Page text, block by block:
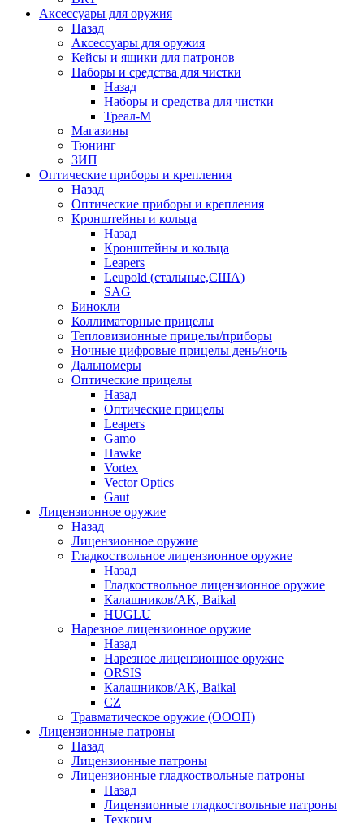
Аксессуары для оружия
Назад
Аксессуары для оружия
Кейсы и ящики для патронов
Наборы и средства для чистки
Назад
Наборы и средства для чистки
Треал-М
Магазины
Тюнинг
ЗИП
Оптические приборы и крепления
Назад
Оптические приборы и крепления
Кронштейны и кольца
Назад
Кронштейны и кольца
Leapers
Leupold (стальные,США)
SAG
Бинокли
Коллиматорные прицелы
Тепловизионные прицелы/приборы
Ночные цифровые прицелы день/ночь
Дальномеры
Оптические прицелы
Назад
Оптические прицелы
Leapers
Gamo
Hawke
Vortex
Vector Optics
Gaut
Лицензионное оружие
Назад
Лицензионное оружие
Гладкоствольное лицензионное оружие
Назад
Гладкоствольное лицензионное оружие
Калашников/АК, Baikal
HUGLU
Нарезное лицензионное оружие
Назад
Нарезное лицензионное оружие
ORSIS
Калашников/АК, Baikal
CZ
Травматическое оружие (ОООП)
Лицензионные патроны
Назад
Лицензионные патроны
Лицензионные гладкоствольные патроны
Назад
Лицензионные гладкоствольные патроны
Техкрим